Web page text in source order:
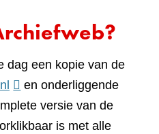
dag een kopie van de
(verwijst
naar
een
en onderliggende
versie van de
is met alle